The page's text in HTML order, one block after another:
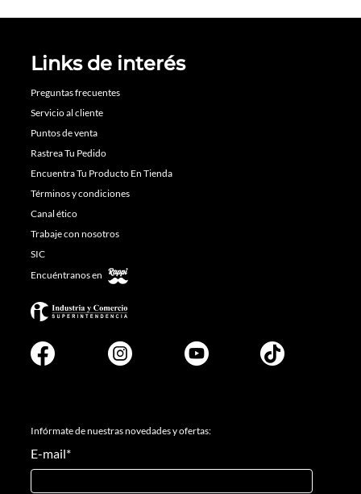
Links de interés
Preguntas frecuentes
Servicio al cliente
Puntos de venta
Rastrea Tu Pedido
Encuentra Tu Producto En Tienda
Términos y condiciones
Canal ético
Trabaje con nosotros
SIC
Encuéntranos en
Infórmate de nuestras novedades y ofertas:
E-mail*